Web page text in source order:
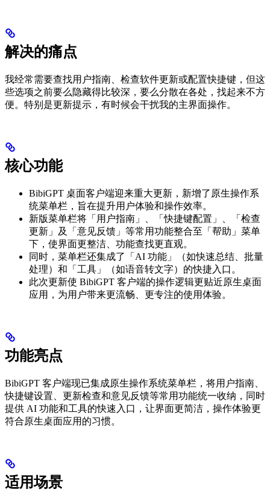
解决的痛点
我经常需要查找用户指南、检查软件更新或配置快捷键，但这
些选项之前要么隐藏得比较深，要么分散在各处，找起来不方
便。特别是更新提示，有时候会干扰我的主界面操作。
核心功能
BibiGPT 桌面客户端迎来重大更新，新增了原生操作系
统菜单栏，旨在提升用户体验和操作效率。
新版菜单栏将「用户指南」、「快捷键配置」、「检查
更新」及「意见反馈」等常用功能整合至「帮助」菜单
下，使界面更整洁、功能查找更直观。
同时，菜单栏还集成了「AI 功能」（如快速总结、批量
处理）和「工具」（如语音转文字）的快捷入口。
此次更新使 BibiGPT 客户端的操作逻辑更贴近原生桌面
应用，为用户带来更流畅、更专注的使用体验。
功能亮点
BibiGPT 客户端现已集成原生操作系统菜单栏，将用户指南、
快捷键设置、更新检查和意见反馈等常用功能统一收纳，同时
提供 AI 功能和工具的快速入口，让界面更简洁，操作体验更
符合原生桌面应用的习惯。
适用场景